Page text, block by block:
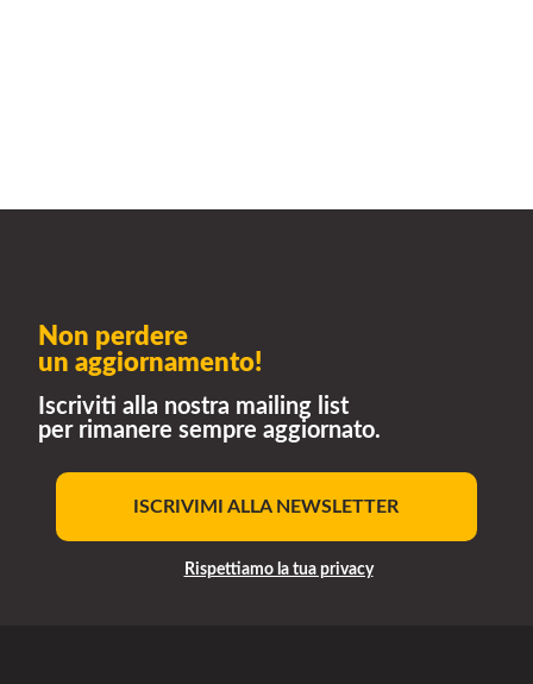
Non perdere
un aggiornamento!
Iscriviti alla nostra mailing list
per rimanere sempre aggiornato.
ISCRIVIMI ALLA NEWSLETTER
Rispettiamo la tua privacy